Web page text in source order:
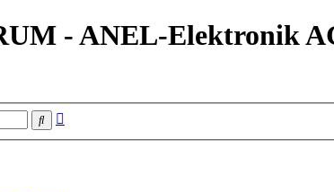
- ANEL-Elektronik
Suche